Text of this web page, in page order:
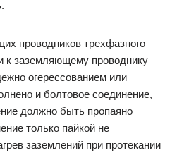
проводников трехфазного
к заземляющему проводнику
огерессованием или
и болтовое соединение,
должно быть пропаяно
только пайкой не
заземлений при протекании